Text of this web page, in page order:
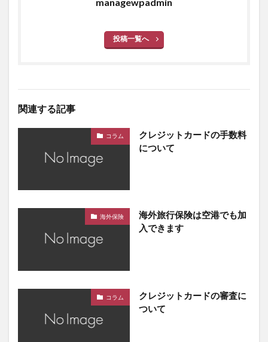
投稿一覧へ
関連する記事
コラム
クレジットカードの手数料
について
海外保険
海外旅行保険は空港でも加
入できます
コラム
クレジットカードの審査に
ついて